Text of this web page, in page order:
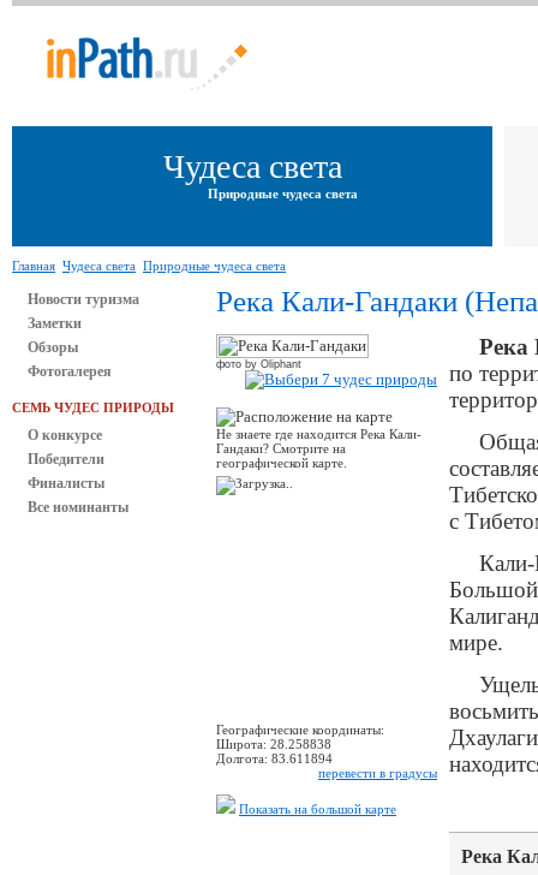
Чудеса света
Природные чудеса света
Главная Чудеса света Природные чудеса света
Новости туризма
Заметки
Обзоры
Фотогалерея
СЕМЬ ЧУДЕС ПРИРОДЫ
О конкурсе
Победители
Финалисты
Все номинанты
Река Кали-Гандаки
фото by Oliphant
Не знаете где находится Река Кали-
Гандаки? Смотрите на
географической карте.
Географические координаты:
Широта: 28.258838
Долгота: 83.611894
перевести в градусы
Показать на большой карте
Река
по
с
Кали-
Большой
мире.
Река